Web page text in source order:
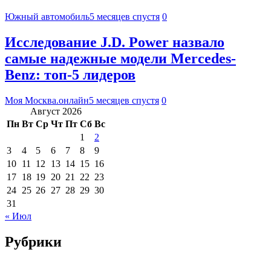
Южный автомобиль5 месяцев спустя 0
Исследование J.D. Power назвало
самые надежные модели Mercedes-
Benz: топ-5 лидеров
Моя Москва.онлайн5 месяцев спустя 0
Август 2026
Пн Вт Ср Чт Пт Сб Вс
1
2
3
4 5 6 7 8
9
10 11 12 13 14 15 16
17 18 19 20 21 22 23
24 25 26 27 28 29 30
31
« Июл
Рубрики